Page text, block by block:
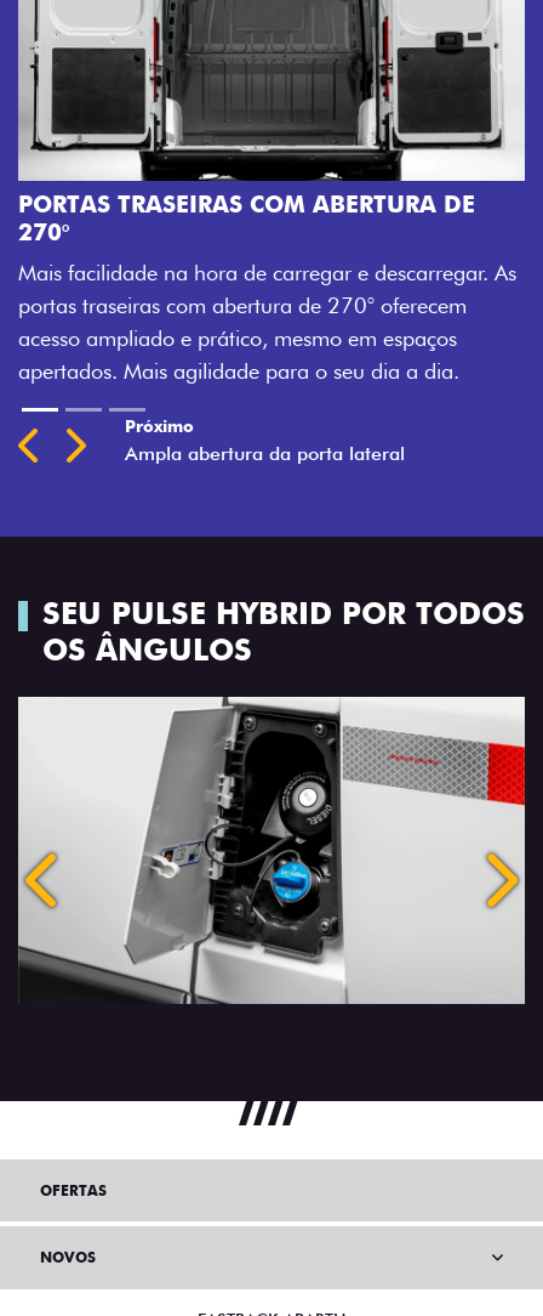
PORTAS TRASEIRAS COM ABERTURA DE
270°
Mais facilidade na hora de carregar e descarregar. As
portas traseiras com abertura de 270° oferecem
acesso ampliado e prático, mesmo em espaços
apertados. Mais agilidade para o seu dia a dia.
Previous
Next
SEU PULSE HYBRID POR TODOS
OS ÂNGULOS
Anterior
OFERTAS
NOVOS